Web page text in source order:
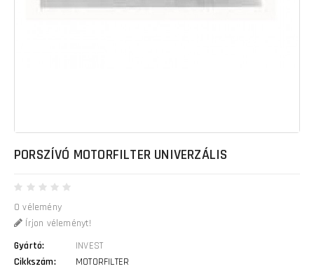
PORSZÍVÓ MOTORFILTER UNIVERZÁLIS
0 vélemény
Írjon véleményt!
Gyártó:
INVEST
Cikkszám:
MOTORFILTER